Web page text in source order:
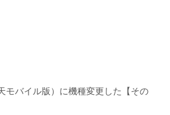
モバイル版）に機種変更した【その